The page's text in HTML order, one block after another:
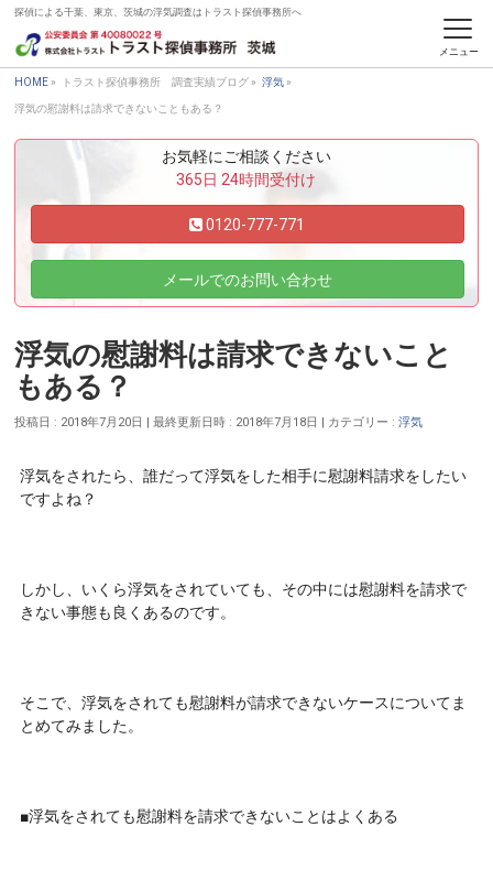
探偵による千葉、東京、茨城の浮気調査はトラスト探偵事務所へ
トラスト探偵事務所 調査実績ブログ
HOME » トラスト探偵事務所 調査実績ブログ » 浮気 »
浮気の慰謝料は請求できないこともある？
お気軽にご相談ください
365日 24時間受付け
0120-777-771
メールでのお問い合わせ
浮気の慰謝料は請求できないこと
もある？
投稿日 : 2018年7月20日 最終更新日時 : 2018年7月18日 カテゴリー :浮気
浮気をされたら、誰だって浮気をした相手に慰謝料請求をしたい
ですよね？
しかし、いくら浮気をされていても、その中には慰謝料を請求で
きない事態も良くあるのです。
そこで、浮気をされても慰謝料が請求できないケースについてま
とめてみました。
■浮気をされても慰謝料を請求できないことはよくある